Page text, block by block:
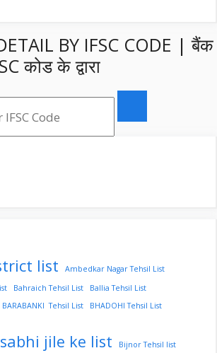
BY IFSC CODE | बैंक
कोड के द्वारा
list
Ambedkar Nagar Tehsil List
Bahraich Tehsil List
Ballia Tehsil List
BARABANKI Tehsil List
BHADOHI Tehsil List
jile ke list
Bijnor Tehsil list